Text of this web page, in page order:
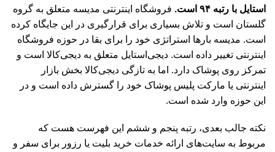
استایل با رتبه ۹۴ است.
فروشگاه اینترنتی مدیسه متعلق به گروه
گلستان است و تلاش بسیاری برای قرارگیری در این جایگاه کرده
است. مدیسه بارها استراتژی خود را برای بقا در حوزه فروشگاه
اینترنتی تغییر داده است. دیجی‌استایل متعلق به دیجی‌کالا است و
تمرکز روی پوشاک دارد. اما به تازگی دیجی‌کالا بخش بازار
اینترنتی یا مارکت پلیس پوشاک خود را گسترش داده است و در
این حوزه وارد شده است.
نکته جالب بعدی، رتبه پنجم و ششم این فهرست هست که
مربوط به سایت‌های ارائه خدمات خرید بلیت یا رزور برای سفر و